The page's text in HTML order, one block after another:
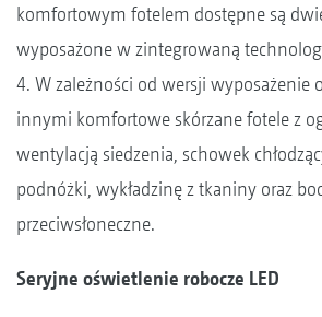
komfortowym fotelem dostępne są
wyposażone w zintegrowaną
4. W zależności od wersji wyposażenie
innymi komfortowe skórzane fotele z
wentylacją siedzenia, schowek
podnóżki, wykładzinę z tkaniny oraz
przeciwsłoneczne.
Seryjne oświetlenie robocze LED